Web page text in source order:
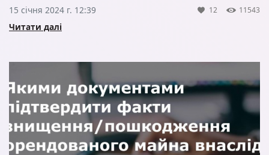
15 січня 2024 г. 12:39 12 11543
Читати далі